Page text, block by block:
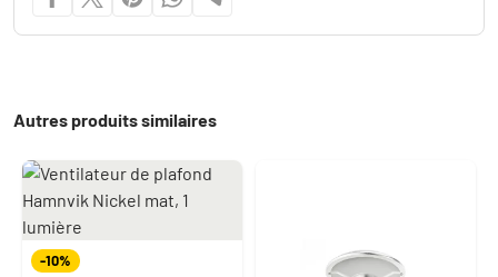
Autres produits similaires
-10%